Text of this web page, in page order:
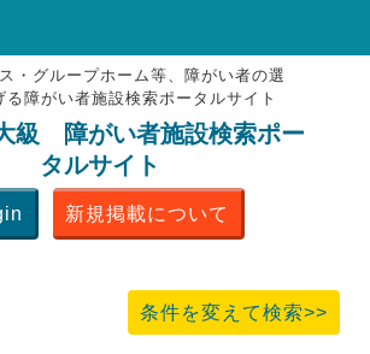
HOME
お気にりブックマーク
掲載会員MENU
よくある質問
・グループホーム等、障がい者の選
る障がい者施設検索ポータルサイト
級 障がい者施設検索ポー
タルサイト
新規掲載について
条件を変えて検索>>